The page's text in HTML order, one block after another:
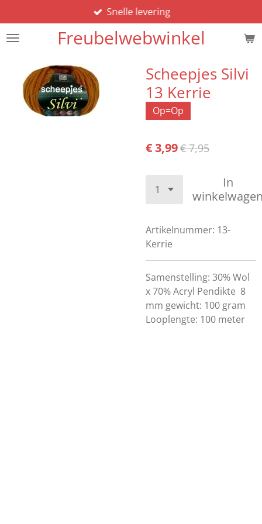
direct
naar
hoofdinhoud
Freubelwebwinkel
Snelle levering
Scheepjes Silvi
13 Kerrie
Op=Op
€ 3,99€ 7,95
In
Artikelnummer: 13-
Kerrie
Samenstelling: 30% Wol
x 70% Acryl Pendikte 8
mm gewicht: 100 gram
Looplengte: 100 meter